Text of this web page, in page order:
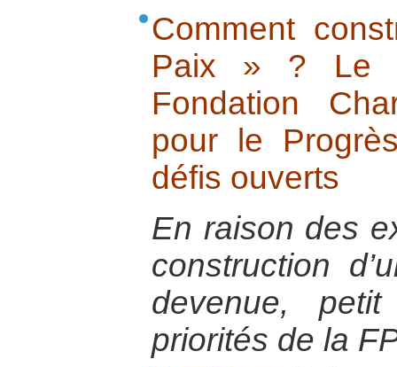
Comment
Paix » ? Le
Fondation
pour le
défis ouverts
En raison des
construction
devenue,
priorités de la